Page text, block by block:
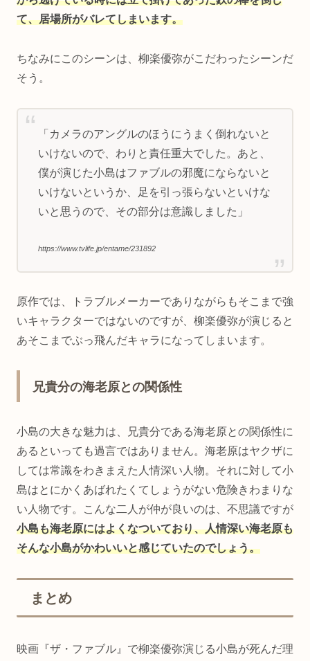
て、居場所がバレてしまいます。
ちなみにこのシーンは、柳楽優弥がこだわったシーンだ
そう。
「カメラのアングルのほうにうまく倒れないと
いけないので、わりと責任重大でした。あと、
僕が演じた小島はファブルの邪魔にならないと
いけないというか、足を引っ張らないといけな
いと思うので、その部分は意識しました」
https://www.tvlife.jp/entame/231892
原作では、トラブルメーカーでありながらもそこまで強
いキャラクターではないのですが、柳楽優弥が演じると
あそこまでぶっ飛んだキャラになってしまいます。
兄貴分の海老原との関係性
小島の大きな魅力は、兄貴分である海老原との関係性に
あるといっても過言ではありません。海老原はヤクザに
しては常識をわきまえた人情深い人物。それに対して小
島はとにかくあばれたくてしょうがない危険きわまりな
い人物です。こんな二人が仲が良いのは、不思議ですが
小島も海老原にはよくなついており、人情深い海老原も
そんな小島がかわいいと感じていたのでしょう。
まとめ
映画『ザ・ファブル』で柳楽優弥演じる小島が死んだ理